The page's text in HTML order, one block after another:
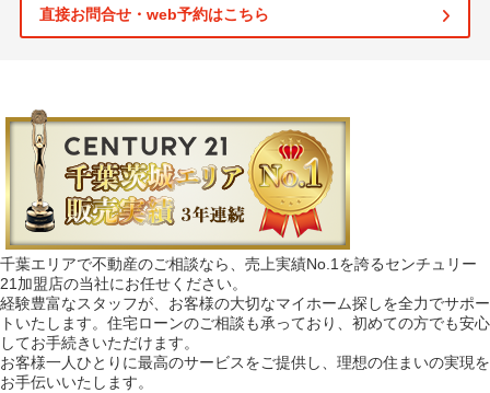
直接お問合せ・web予約はこちら
千葉エリアで不動産のご相談なら、売上実績No.1を誇るセンチュリー
21加盟店の当社にお任せください。
経験豊富なスタッフが、お客様の大切なマイホーム探しを全力でサポー
トいたします。住宅ローンのご相談も承っており、初めての方でも安心
してお手続きいただけます。
お客様一人ひとりに最高のサービスをご提供し、理想の住まいの実現を
お手伝いいたします。